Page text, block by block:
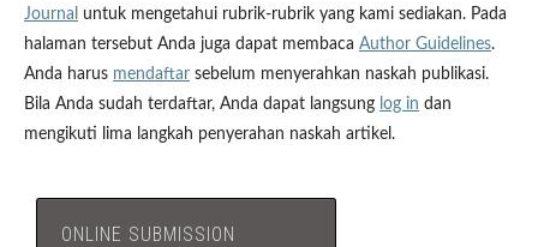
Journal
untuk mengetahui rubrik-rubrik yang kami sediakan. Pada
halaman tersebut Anda juga dapat membaca Author Guidelines.
Anda harus mendaftar sebelum menyerahkan naskah publikasi.
Bila Anda sudah terdaftar, Anda dapat langsung log in dan
mengikuti lima langkah penyerahan naskah artikel.
ONLINE SUBMISSION